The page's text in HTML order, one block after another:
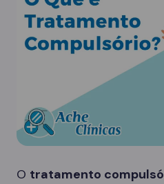
O tratamento